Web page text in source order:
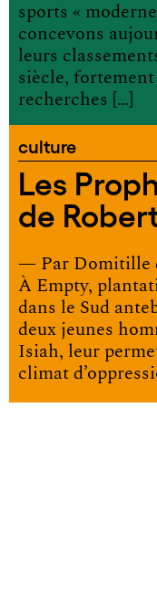
sports «
concevons
leurs
siècle,
recherches […]
culture
Les
de
— Par Domitille
À Empty,
dans le Sud
deux jeunes
Isiah, leur
climat